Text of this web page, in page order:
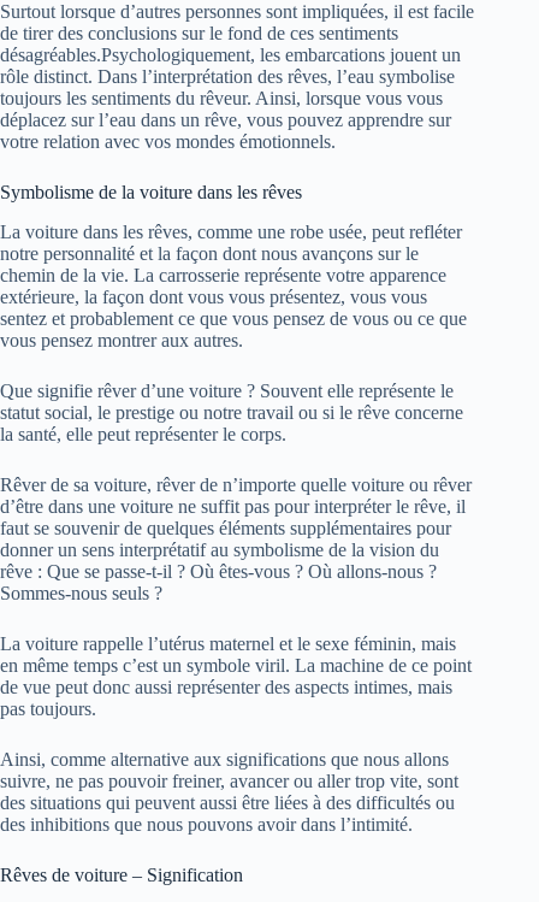
Surtout lorsque d’autres personnes sont impliquées, il est facile
de tirer des conclusions sur le fond de ces sentiments
désagréables.Psychologiquement, les embarcations jouent un
rôle distinct. Dans l’interprétation des rêves, l’eau symbolise
toujours les sentiments du rêveur. Ainsi, lorsque vous vous
déplacez sur l’eau dans un rêve, vous pouvez apprendre sur
votre relation avec vos mondes émotionnels.
Symbolisme de la voiture dans les rêves
La voiture dans les rêves, comme une robe usée, peut refléter
notre personnalité et la façon dont nous avançons sur le
chemin de la vie. La carrosserie représente votre apparence
extérieure, la façon dont vous vous présentez, vous vous
sentez et probablement ce que vous pensez de vous ou ce que
vous pensez montrer aux autres.
Que signifie rêver d’une voiture ? Souvent elle représente le
statut social, le prestige ou notre travail ou si le rêve concerne
la santé, elle peut représenter le corps.
Rêver de sa voiture, rêver de n’importe quelle voiture ou rêver
d’être dans une voiture ne suffit pas pour interpréter le rêve, il
faut se souvenir de quelques éléments supplémentaires pour
donner un sens interprétatif au symbolisme de la vision du
rêve : Que se passe-t-il ? Où êtes-vous ? Où allons-nous ?
Sommes-nous seuls ?
La voiture rappelle l’utérus maternel et le sexe féminin, mais
en même temps c’est un symbole viril. La machine de ce point
de vue peut donc aussi représenter des aspects intimes, mais
pas toujours.
Ainsi, comme alternative aux significations que nous allons
suivre, ne pas pouvoir freiner, avancer ou aller trop vite, sont
des situations qui peuvent aussi être liées à des difficultés ou
des inhibitions que nous pouvons avoir dans l’intimité.
Rêves de voiture – Signification